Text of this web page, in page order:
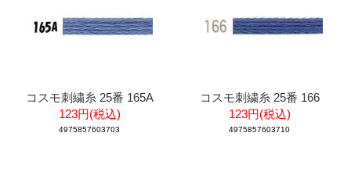
コスモ刺繍糸 25番 165A
123円(税込)
4975857603703
コスモ刺繍糸 25番 166
123円(税込)
4975857603710